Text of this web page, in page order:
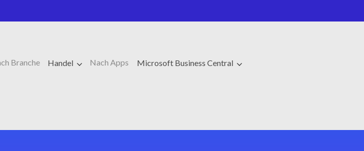
Branche Handel Nach Apps Microsoft Business Central